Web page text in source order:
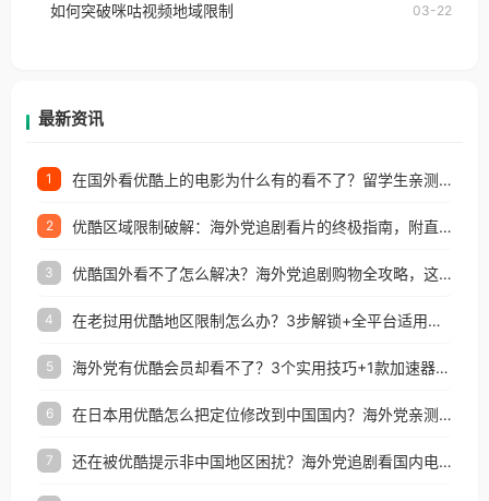
户收听网易云音乐地区版权限制」的问题，无论人在
如何突破咪咕视频地域限制 03-22
最新资讯
1 在国外看优酷上的电影为什么有的看不了？留学生亲测有效的回国加速方案
2 优酷区域限制破解：海外党追剧看片的终极指南，附直播欧冠+1905电影网解决方案
3 优酷国外看不了怎么解决？海外党追剧购物全攻略，这招亲测有效！
4 在老挝用优酷地区限制怎么办？3步解锁+全平台适用的回国加速器指南
5 海外党有优酷会员却看不了？3个实用技巧+1款加速器解决追剧&金融APP难题
6 在日本用优酷怎么把定位修改到中国国内？海外党亲测有效的回国加速指南
7 还在被优酷提示非中国地区困扰？海外党追剧看国内电影的正确打开方式